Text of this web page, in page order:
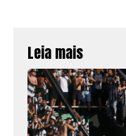
Leia mais